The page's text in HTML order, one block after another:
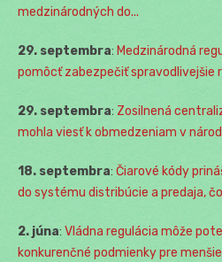
medzinárodných do...
29. septembra: Medzinárodná
pomôcť zabezpečiť spravodlivejšie
29. septembra: Zosilnená
mohla viesť k obmedzeniam v
18. septembra: Čiarové kódy
do systému distribúcie a predaja,
2. júna: Vládna regulácia môže
konkurenčné podmienky pre